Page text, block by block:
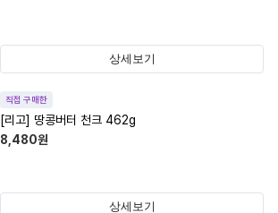
상세보기
직접 구매한
[리고] 땅콩버터 천크 462g
8,480원
상세보기